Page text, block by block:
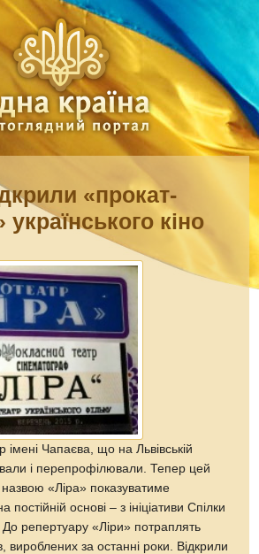
«прокат-
кіно
імені Чапаєва, що на Львівській
і перепрофілювали. Тепер цей
«Ліра» показуватиме
постійній основі – з ініціативи Спілки
До репертуару «Ліри» потраплять
вироблених за останні роки. Відкрили